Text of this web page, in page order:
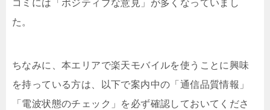
コミには「ポジティブな意見」が多くなっていまし
た。
ちなみに、本エリアで楽天モバイルを使うことに興味
を持っている方は、以下で案内中の「通信品質情報」
「電波状態のチェック」を必ず確認しておいてくださ